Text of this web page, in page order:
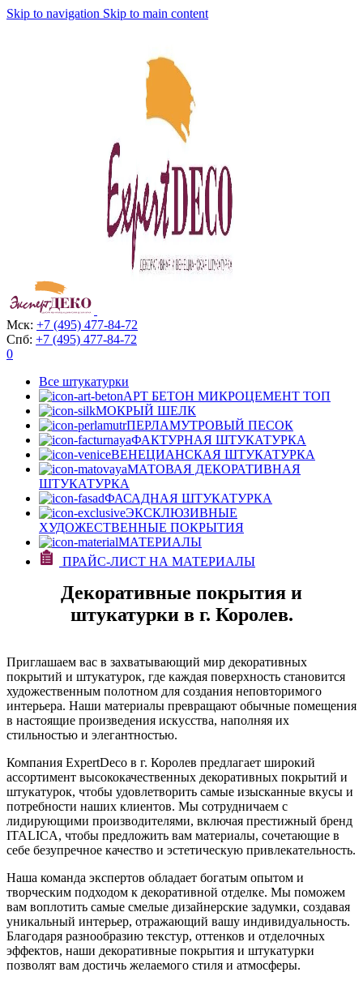
Skip to navigation Skip to main content
Мск: +7 (495) 477-84-72
Спб: +7 (495) 477-84-72
0
Все штукатурки
АРТ БЕТОН МИКРОЦЕМЕНТ ТОП
МОКРЫЙ ШЕЛК
ПЕРЛАМУТРОВЫЙ ПЕСОК
ФАКТУРНАЯ ШТУКАТУРКА
ВЕНЕЦИАНСКАЯ ШТУКАТУРКА
МАТОВАЯ ДЕКОРАТИВНАЯ
ШТУКАТУРКА
ФАСАДНАЯ ШТУКАТУРКА
ЭКСКЛЮЗИВНЫЕ
ХУДОЖЕСТВЕННЫЕ ПОКРЫТИЯ
МАТЕРИАЛЫ
ПРАЙС-ЛИСТ НА МАТЕРИАЛЫ
Декоративные покрытия и
штукатурки в г. Королев.
Приглашаем вас в захватывающий мир декоративных
покрытий и штукатурок, где каждая поверхность становится
художественным полотном для создания неповторимого
интерьера. Наши материалы превращают обычные помещения
в настоящие произведения искусства, наполняя их
стильностью и элегантностью.
Компания ExpertDeco в г. Королев предлагает широкий
ассортимент высококачественных декоративных покрытий и
штукатурок, чтобы удовлетворить самые изысканные вкусы и
потребности наших клиентов. Мы сотрудничаем с
лидирующими производителями, включая престижный бренд
ITALICA, чтобы предложить вам материалы, сочетающие в
себе безупречное качество и эстетическую привлекательность.
Наша команда экспертов обладает богатым опытом и
творческим подходом к декоративной отделке. Мы поможем
вам воплотить самые смелые дизайнерские задумки, создавая
уникальный интерьер, отражающий вашу индивидуальность.
Благодаря разнообразию текстур, оттенков и отделочных
эффектов, наши декоративные покрытия и штукатурки
позволят вам достичь желаемого стиля и атмосферы.